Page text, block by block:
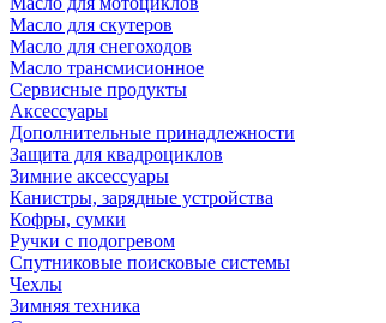
Масло для скутеров
Масло для снегоходов
Масло трансмисионное
Сервисные продукты
Аксессуары
Дополнительные принадлежности
Защита для квадроциклов
Зимние аксессуары
Канистры, зарядные устройства
Кофры, сумки
Ручки с подогревом
Спутниковые поисковые системы
Чехлы
Зимняя техника